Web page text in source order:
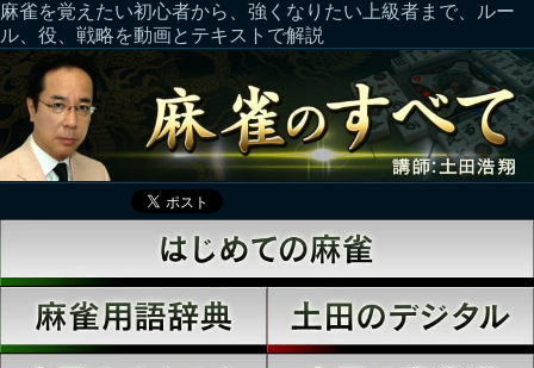
麻雀を覚えたい初心者から、強くなりたい上級者まで、ルー
ル、役、戦略を動画とテキストで解説